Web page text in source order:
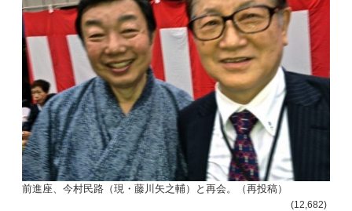
前進座、今村民路（現・藤川矢之輔）と再会。（再投稿）
(12,682)